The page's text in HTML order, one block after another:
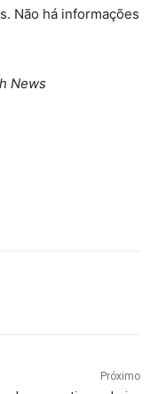
Não há informações
News
Próximo